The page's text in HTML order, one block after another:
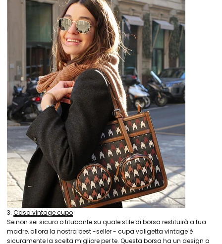
3. Casa vintage cupo
Se non sei sicuro o titubante su quale stile di borsa restituirà a tua
madre, allora la nostra best -seller - cupa valigetta vintage è
sicuramente la scelta migliore per te. Questa borsa ha un design a